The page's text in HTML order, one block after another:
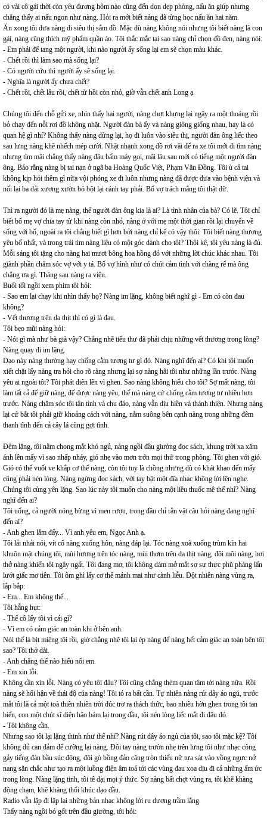
có vài cô gái thời còn yêu đương hôm nào cũng đến dọn dẹp phòng, nấu ăn giúp nhưng
chẳng thấy ai nấu ngon như nàng. Hỏi ra mới biết nàng đã từng học nấu ăn hai năm.
Ăn xong tôi đưa nàng đi siêu thị sắm đồ. Mặc dù nàng không nói nhưng tôi biết nàng là con
gái, nàng cũng thích mỹ phẩm quần áo. Tôi thắc mắc tại sao nàng chỉ chọn đồ đen, nàng nói:
- Em phải để tang một người, khi nào người ấy sống lại em sẽ chọn màu khác.
- Chết rồi thì làm sao mà sống lại?
- Có người cứu thì người ấy sẽ sống lại.
- Nghĩa là người ấy chưa chết?
- Chết rồi, chết lâu rồi, chết từ hồi còn nhỏ, giờ vẫn chết anh Long ạ.
Chúng tôi đến chỗ gửi xe, nhìn thấy hai người, nàng chợt khựng lại ngây ra một thoáng rồi
bỏ chạy đến nỗi rơi đồ không nhặt. Người đàn bà ấy và nàng giông giống nhau, hay là có
quan hệ gì nhỉ? Không thấy nàng dừng lại, họ đi luôn vào siêu thị, người đàn ông liếc theo
sau lưng nàng khẽ nhếch mép cười. Nhặt nhạnh xong đồ rơi vãi để ra xe tôi mới đi tìm nàng
nhưng tìm mãi chẳng thấy nàng đâu bấm máy gọi, mãi lâu sau mới có tiếng một người đàn
ông. Bảo rằng nàng bị tai nạn ở ngã ba Hoàng Quốc Việt, Phạm Văn Đồng. Tôi ù cả tai
không kịp hỏi thêm gì nữa vội phóng xe đi luôn nhưng nàng đã được đưa vào bệnh viện và
nối lại ba dải xương xườn bó bột lại cánh tay phải. Bố vợ trách mắng tôi thật dữ.
Thì ra người đó là mẹ nàng, thế người đàn ông kia là ai? Là tình nhân của bà? Có lẽ. Tôi chỉ
biết bố mẹ vợ chia tay từ khi nàng còn nhỏ, nàng ở với mẹ một thời gian rồi lại chuyển về
sống với bố, ngoài ra tôi chẳng biết gì hơn bởi nàng chỉ kể có vậy thôi. Tôi biết nàng thương
yêu bố nhất, và trong trái tim nàng liệu có một góc dành cho tôi? Thôi kệ, tôi yêu nàng là đủ.
Mỗi sáng tôi tặng cho nàng hai mươi bông hoa hồng đỏ với những lời chúc khác nhau. Tôi
giành phần chăm sóc vợ với y tá. Bố vợ hình như có chút cảm tình với chàng rể mà ông
chẳng ưa gì. Tháng sau nàng ra viện.
Buổi tối ngồi xem phim tôi hỏi:
- Sao em lại chạy khi nhìn thấy họ? Nàng im lặng, không biết nghĩ gì - Em có còn đau
không?
- Vết thương trên da thịt thì có gì là đau.
Tôi bẹo mũi nàng hỏi:
- Nói gì mà như bà già vậy? Chẳng nhẽ tiểu thư đã phải chịu những vết thương trong lòng?
Nàng quay đi im lặng.
Dạo này nàng thường hay chống cằm tương tư gì đó. Nàng nghĩ đến ai? Có khi tôi muốn
xiết chặt lấy nàng tra hỏi cho rõ ràng nhưng lại sợ nàng hãi tôi như những lần trước. Nàng
yêu ai ngoài tôi? Tôi phát điên lên vì ghen. Sao nàng không hiểu cho tôi? Sợ mất nàng, tôi
làm tất cả để giữ nàng, để được nàng yêu, thế mà nàng cứ chống cằm tương tư nhiều hơn
trước. Nàng chăm sóc tôi tận tình và chu đáo, nàng vẫn dịu hiền và thánh thiện. Nhưng nàng
lại cứ bắt tôi phải giữ khoảng cách với nàng, nằm suông bên cạnh nàng trong những đêm
thanh tĩnh đến cả cây lá cũng gợi tình.
Đêm lặng, tôi nằm chong mắt khó ngủ, nàng ngồi đầu giường đọc sách, khung trời xa xăm
ánh lên mấy vì sao nhấp nháy, gió nhẹ vào mơn trớn mọi thứ trong phòng. Tôi ghen với gió.
Gió có thể vuốt ve khắp cơ thể nàng, còn tôi tuy là chồng nhưng dù có khát khao đến mấy
cũng phải nén lòng. Nàng ngừng đọc sách, với tay bật một đĩa nhạc không lời lên nghe.
Chúng tôi cùng yên lặng. Sao lúc này tôi muốn cho nàng một liều thuốc mê thế nhỉ? Nàng
nghĩ đến ai?
Tôi uống, cả người nóng bừng vì men rượu, trong đầu chỉ rằn vặt câu hỏi nàng đang nghĩ
đến ai?
- Anh ghen lắm đấy... Vì anh yêu em, Ngọc Anh ạ.
Tôi lải nhải nói, vít cổ nàng xuống hôn, nàng đáp lại. Tóc nàng xoã xuống trùm kín hai
khuôn mặt chúng tôi, mùi hương trên tóc nàng, mùi thơm trên da thịt nàng, đôi môi nàng, hơi
thở nàng khiến tôi ngây ngất. Tôi đang mơ, tôi không dám mở mắt sợ sự thực phũ phàng lấn
lướt giấc mơ tiên. Tôi ôm ghì lấy cơ thể mảnh mai như cành liễu. Đột nhiên nàng vùng ra,
lắp bắp:
- Em... Em không thể...
Tôi hẫng hụt:
- Thế cô lấy tôi vì cái gì?
- Vì em có cảm giác an toàn khi ở bên anh.
Nói thế là bịt miệng tôi rồi, giờ chẳng nhẽ tôi lại ép nàng để nàng hết cảm giác an toàn bên tôi
sao? Tôi thở dài.
- Anh chẳng thể nào hiểu nổi em.
- Em xin lỗi.
Không cần xin lỗi. Nàng có yêu tôi đâu? Tôi cũng chẳng thèm quan tâm tới nàng nữa. Rồi
nàng sẽ hối hận về thái độ của nàng! Tôi tỏ ra bất cần. Tự nhiên nàng rút dây áo ngủ, trước
mắt tôi là cả một toà thiên nhiên trời đúc trơ ra thách thức, bao nhiêu hờn ghen trong tôi tan
biến, con một chút sĩ diện hão bám lại trong đầu, tôi nén lòng liếc mắt đi đâu đó.
- Tôi không cần.
Nhưng sao tôi lại lặng thinh như thế nhỉ? Nàng rút dây áo ngủ của tôi, sao tôi mặc kệ? Tôi
không đủ can đảm để cưỡng lại nàng. Đôi tay nàng trườn nhẹ trên lưng tôi như nhạc công
gảy tiếng đàn bầu súc động, đôi gò bồng đảo căng tròn thiếu nữ tựa sát vào vồng ngực nở
nang săn chắc như tạo ra một luồng điện âm toả tới các vùng đau xoa dịu đi cả những ấm ức
trong lòng. Nàng lặng tinh, tôi tê dại mọi ý thức. Sợ nàng bất chợt vùng ra, tôi khẽ khàng
động chạm, khẽ khàng thổi khúc dạo đầu.
Radio vẫn lặp đi lặp lại những bản nhạc không lời ru dương trầm lắng.
Thấy nàng ngồi bó gối trên đầu giường, tôi hỏi: